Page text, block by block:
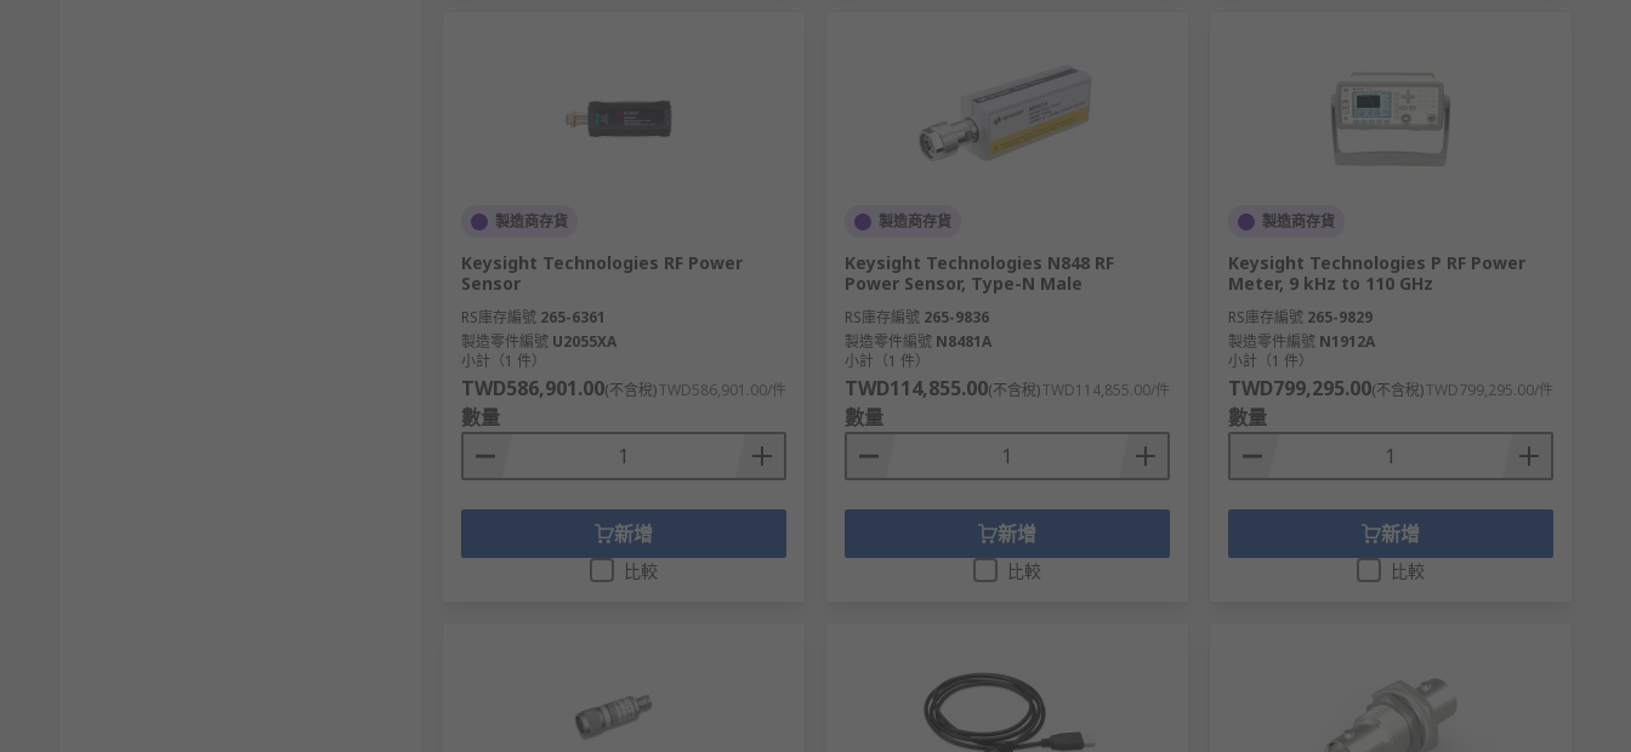
製造商存貨
Keysight Technologies RF Power
Sensor
RS庫存編號 265-6361
製造零件編號 U2055XA
小計（1 件）
TWD586,901.00(不含稅)TWD586,901.00/件
數量
新增
比較
製造商存貨
Keysight Technologies N848 RF
Power Sensor, Type-N Male
RS庫存編號 265-9836
製造零件編號 N8481A
小計（1 件）
TWD114,855.00(不含稅)TWD114,855.00/件
數量
新增
比較
製造商存貨
Keysight Technologies P RF Power
Meter, 9 kHz to 110 GHz
RS庫存編號 265-9829
製造零件編號 N1912A
小計（1 件）
TWD799,295.00(不含稅)TWD799,295.00/件
數量
新增
比較